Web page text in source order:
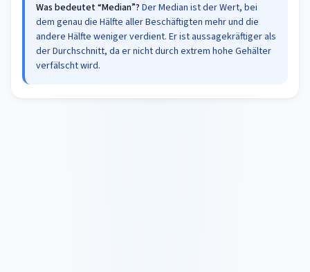
Was bedeutet “Median”? Der Median ist der Wert, bei
dem genau die Hälfte aller Beschäftigten mehr und die
andere Hälfte weniger verdient. Er ist aussagekräftiger als
der Durchschnitt, da er nicht durch extrem hohe Gehälter
verfälscht wird.